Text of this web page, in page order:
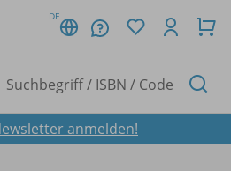
DE
anmelden!